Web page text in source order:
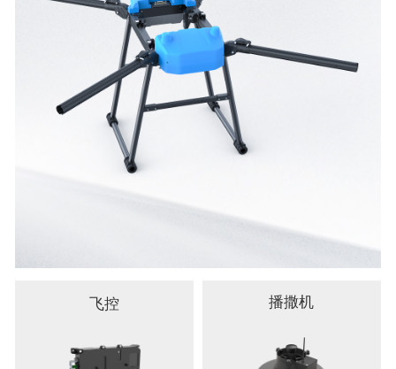
飞控 播撒机